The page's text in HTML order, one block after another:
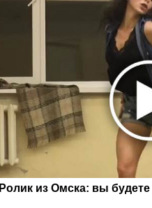
Ролик из Омска: вы